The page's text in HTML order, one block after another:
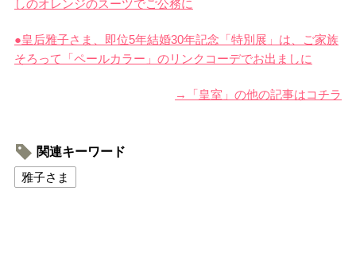
しのオレンジのスーツでご公務に
●皇后雅子さま、即位5年結婚30年記念「特別展」は、ご家族
そろって「ペールカラー」のリンクコーデでお出ましに
→「皇室」の他の記事はコチラ
関連キーワード
雅子さま